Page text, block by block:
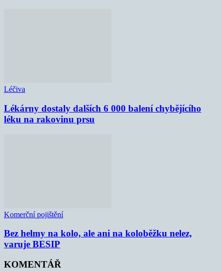
Léčiva
Lékárny dostaly dalších 6 000 balení chybějícího
léku na rakovinu prsu
Komerční pojištění
Bez helmy na kolo, ale ani na koloběžku nelez,
varuje BESIP
KOMENTÁŘ